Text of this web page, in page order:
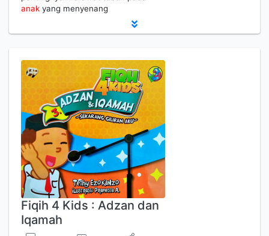
anak yang menyenang
Fiqih 4 Kids : Adzan dan
Iqamah